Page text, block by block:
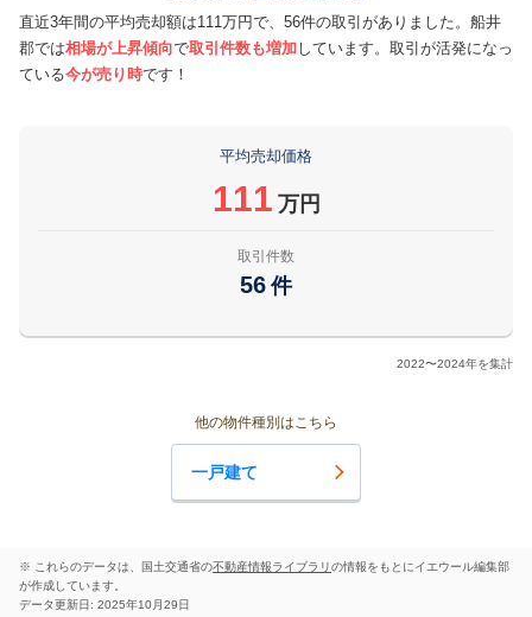
直近3年間の平均売却額は111万円で、56件の取引がありました。船井
郡では相場が上昇傾向で取引件数も増加しています。取引が活発になっ
ている今が売り時です！
平均売却価格
111 万円
取引件数
56 件
2022〜2024年を集計
他の物件種別はこちら
一戸建て
※ これらのデータは、国土交通省の不動産情報ライブラリの情報をもとにイエウール編集部
が作成しています。
データ更新日: 2025年10月29日